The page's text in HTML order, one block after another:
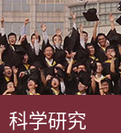
科学研究